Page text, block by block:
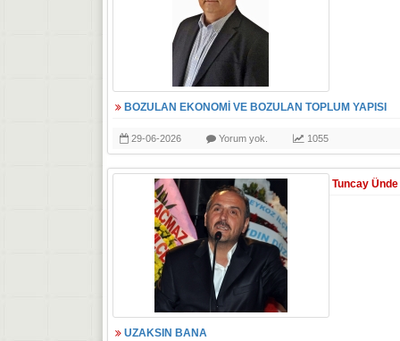
BOZULAN EKONOMİ VE BOZULAN TOPLUM YAPISI
29-06-2026 Yorum yok. 1055
Tuncay Ünde
UZAKSIN BANA